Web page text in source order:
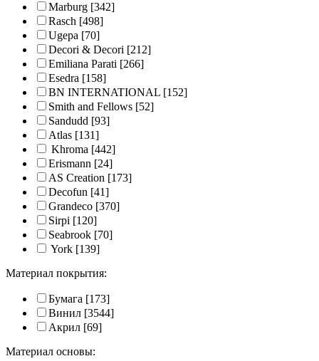
Marburg [342]
Rasch [498]
Ugepa [70]
Decori & Decori [212]
Emiliana Parati [266]
Esedra [158]
BN INTERNATIONAL [152]
Smith and Fellows [52]
Sandudd [93]
Atlas [131]
Khroma [442]
Erismann [24]
AS Creation [173]
Decofun [41]
Grandeco [370]
Sirpi [120]
Seabrook [70]
York [139]
Материал покрытия:
Бумага [173]
Винил [3544]
Акрил [69]
Материал основы: